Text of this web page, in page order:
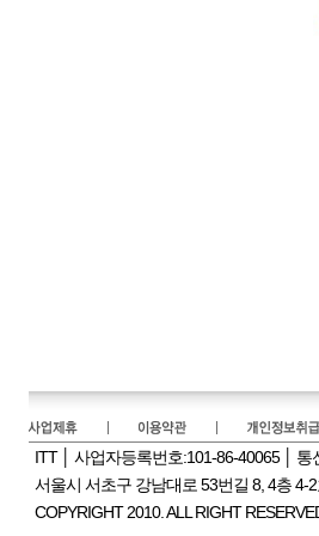
ITT │ 사업자등록번호:101-86-40065 │
서울시 서초구 강남대로 53번길 8, 4층 4-
COPYRIGHT 2010. ALL RIGHT